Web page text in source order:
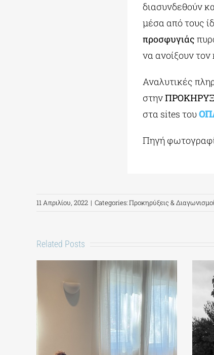
διασυνδεθούν
μέσα από τους
προσφυγιάς
να ανοίξουν
Αναλυτικές
στην
στα sites του
Πηγή
11 Απριλίου, 2022 | Categories:Προκηρύξεις &
Related Posts